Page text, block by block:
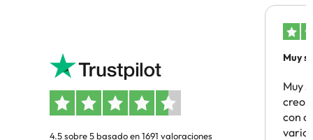
4.5 sobre 5 basado en 1691 valoraciones
Muy
Muy
creo
con